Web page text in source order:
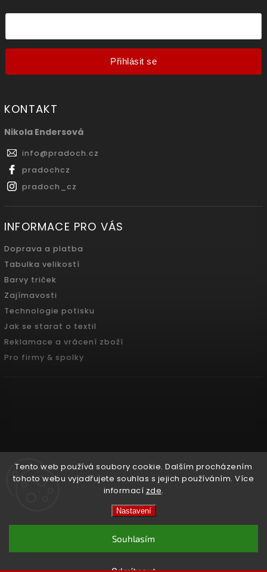
Tento web používá soubory cookie. Dalším procházením
tohoto webu vyjadřujete souhlas s jejich používáním. Více
informací zde.
Nastavení
Souhlasím
Přihlásit se
KONTAKT
Nikola Endersová
info@pradoch.cz
pradochcz
pradoch_cz
INFORMACE PRO VÁS
Doprava a platba
Tabulka velikostí
Barvy triček
Zajímavosti
Technologie potisku
Jak se starat o textil
Reklamace a vrácení zboží
Pro firmy & spolky
Pradoch.cz. Všechna práva vyhrazena.
Shoptet| Design